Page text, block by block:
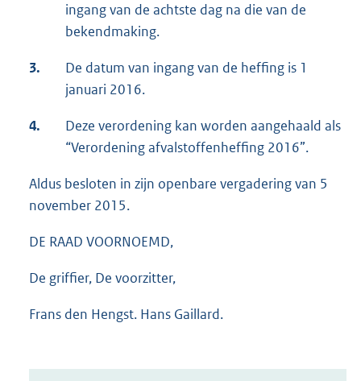
ingang van de achtste dag na die van de
bekendmaking.
3.
De datum van ingang van de heffing is 1
januari 2016.
4.
Deze verordening kan worden aangehaald als
“Verordening afvalstoffenheffing 2016”.
Aldus besloten in zijn openbare vergadering van 5
november 2015.
DE RAAD VOORNOEMD,
De griffier, De voorzitter,
Frans den Hengst. Hans Gaillard.